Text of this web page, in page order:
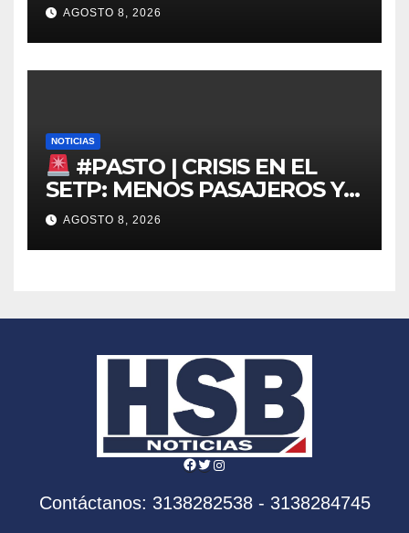
AGOSTO 8, 2026
NOTICIAS
#PASTO | CRISIS EN EL
SETP: MENOS PASAJEROS Y
ALERTA POR EL FUTURO DEL
TRANSPORTE
AGOSTO 8, 2026
Facebook
Twitter
Instagram
Contáctanos: 3138282538 - 3138284745